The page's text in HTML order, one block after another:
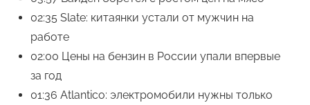
02:35 Slate: китаянки устали от мужчин на
работе
02:00 Цены на бензин в России упали впервые
за год
01:36 Atlantico: электромобили нужны только